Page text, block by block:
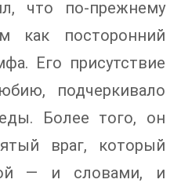
что по-прежнему
как посторонний
Его присутствие
подчеркивало
Более того, он
враг, который
— и словами, и